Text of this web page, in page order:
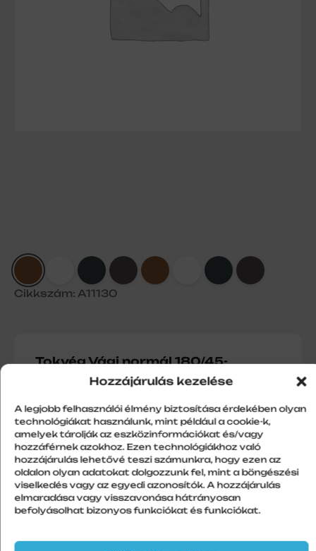
Hozzájárulás kezelése
A legjobb felhasználói élmény biztosítása érdekében olyan
technológiákat használunk, mint például a cookie-k,
amelyek tárolják az eszközinformációkat és/vagy
hozzáférnek azokhoz. Ezen technológiákhoz való
hozzájárulás lehetővé teszi számunkra, hogy ezen az
oldalon olyan adatokat dolgozzunk fel, mint a böngészési
viselkedés vagy az egyedi azonosítók. A hozzájárulás
elmaradása vagy visszavonása hátrányosan
befolyásolhat bizonyos funkciókat és funkciókat.
Cikkszám: A11130
Tokvég Vági normál 180/45-
RAL8003
További információk
Szín
RAL8003
Szálhossz